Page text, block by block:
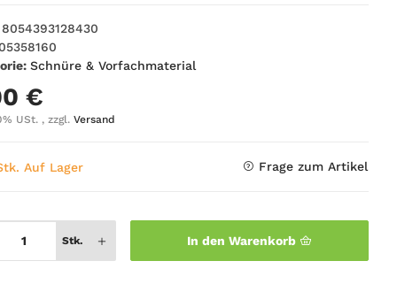
8054393128430
Schnüre & Vorfachmaterial
€
USt. , zzgl. Versand
Auf Lager Frage zum Artikel
Stk. In den Warenkorb